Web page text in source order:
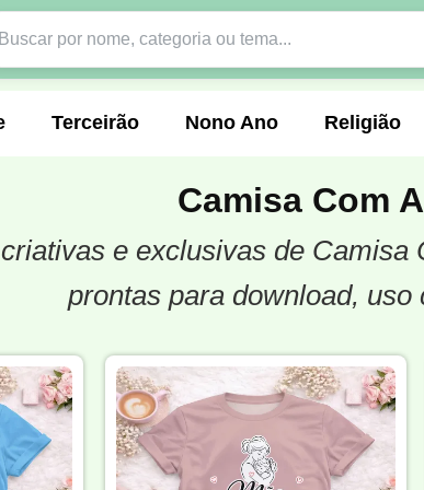
Terceirão Nono Ano Religião
Professora Fonte Formandos
Natalina Agro Uniforme
Nail Designer Pedagogia
Camisa Com
e exclusivas de
prontas para download,